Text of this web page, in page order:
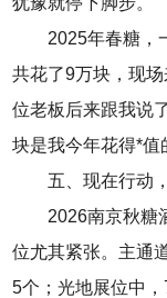
2025年春糖，
共花了9万块，现
位老板后来跟我说
块是我今年花得*值
五、现在行动
2026南京秋糖
位尤其紧张。主通
5个；光地展位中，